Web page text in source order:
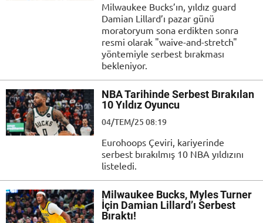
Milwaukee Bucks’ın, yıldız guard
Damian Lillard’ı pazar günü
moratoryum sona erdikten sonra
resmi olarak "waive-and-stretch"
yöntemiyle serbest bırakması
bekleniyor.
NBA Tarihinde Serbest Bırakılan
10 Yıldız Oyuncu
04/TEM/25 08:19
Eurohoops Çeviri, kariyerinde
serbest bırakılmış 10 NBA yıldızını
listeledi.
Milwaukee Bucks, Myles Turner
İçin Damian Lillard’ı Serbest
Bıraktı!